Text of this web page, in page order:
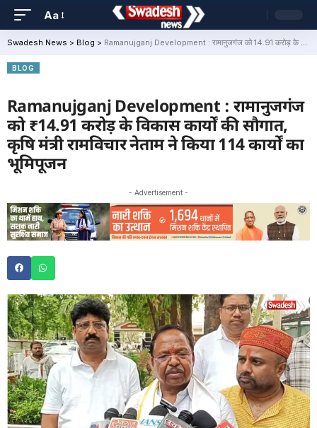
Aa
Swadesh News > Blog > Ramanujganj Development : रामानुजगंज को ₹14.91 करोड़ के विकास कार्यों की सौगात, कृषि मंत्री रामविचार नेताम ने किया 114 कार्यों का भूमिपूजन
BLOG
Ramanujganj Development : रामानुजगंज
को ₹14.91 करोड़ के विकास कार्यों की सौगात,
कृषि मंत्री रामविचार नेताम ने किया 114 कार्यों का
भूमिपूजन
- Advertisement -